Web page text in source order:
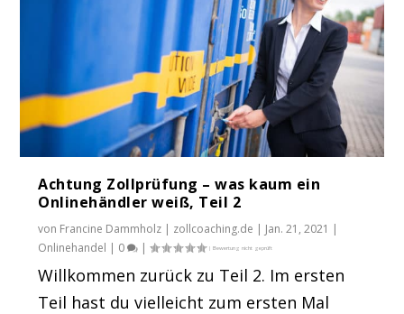
Achtung Zollprüfung – was kaum ein
Onlinehändler weiß, Teil 2
von Francine Dammholz | zollcoaching.de | Jan. 21, 2021 |
Onlinehandel | 0 |
Willkommen zurück zu Teil 2. Im ersten
Teil hast du vielleicht zum ersten Mal